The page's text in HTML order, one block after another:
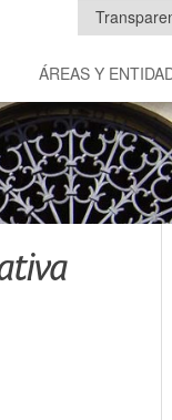
ÁREAS Y